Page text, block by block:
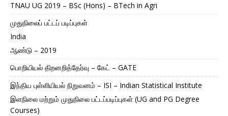
TNAU UG 2019 – BSc (Hons) – BTech in Agri
முதுநிலைப் பட்டப் படிப்புகள்
India
ஆண்டு – 2019
பொறியியல் திறனறித்தேர்வு – கேட் – GATE
இந்திய புள்ளியியல் நிறுவனம் – ISI – Indian Statistical Institute
இளநிலை மற்றும் முதுநிலை பட்டப்படிப்புகள் (UG and PG Degree
Courses)